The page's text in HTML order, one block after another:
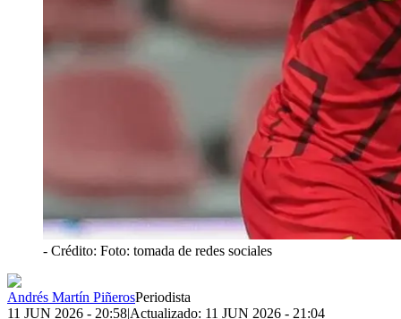
- Crédito: Foto: tomada de redes sociales
Andrés Martín PiñerosPeriodista
11 JUN 2026 - 20:58|Actualizado: 11 JUN 2026 - 21:04